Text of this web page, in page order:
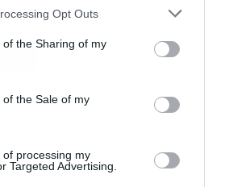
app uses one or more Google
or usage behaviour. You may click to
to Google and its third-party tags to
specified purposes in below Google
Opt Outs
the Sharing of my
the Sale of my
processing my
Targeted Advertising.
αναφορές στο Walking Dead
από τα ζόμπι και φυσικά από
αλυσοδεμένα ο Dani, όπως
σειρά.